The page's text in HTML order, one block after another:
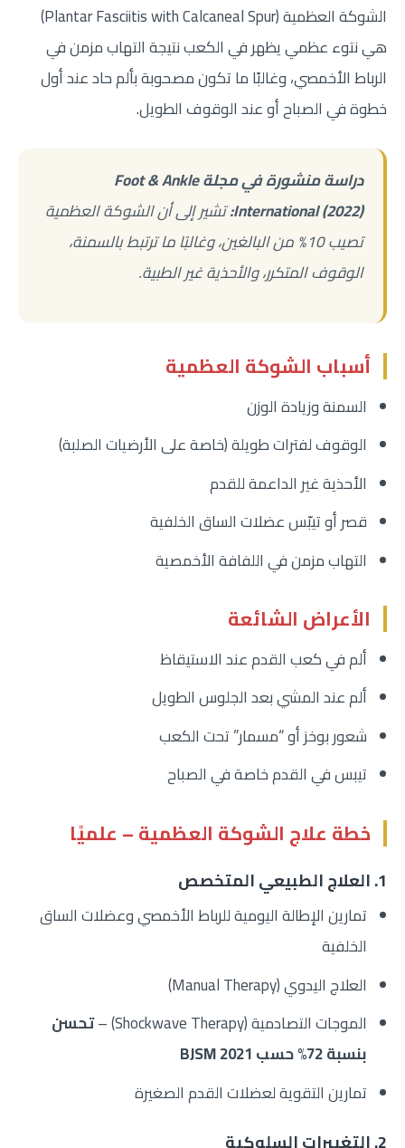
الشوكة العظمية (Plantar Fasciitis with Calcaneal Spur)
هي نتوء عظمي يظهر في الكعب نتيجة التهاب مزمن في
الرباط الأخمصي، وغالبًا ما تكون مصحوبة بألم حاد عند أول
خطوة في الصباح أو عند الوقوف الطويل.
دراسة منشورة في مجلة Foot & Ankle
International (2022):تشير إلى أن الشوكة العظمية
تصيب 10% من البالغين، وغالبًا ما ترتبط بالسمنة،
الوقوف المتكرر، والأحذية غير الطبية.
أسباب الشوكة العظمية
السمنة وزيادة الوزن
الوقوف لفترات طويلة (خاصة على الأرضيات الصلبة)
الأحذية غير الداعمة للقدم
قصر أو تيبّس عضلات الساق الخلفية
التهاب مزمن في اللفافة الأخمصية
الأعراض الشائعة
ألم في كعب القدم عند الاستيقاظ
ألم عند المشي بعد الجلوس الطويل
شعور بوخز أو “مسمار” تحت الكعب
تيبس في القدم خاصة في الصباح
خطة علاج الشوكة العظمية – علميًا
1. العلاج الطبيعي المتخصص
تمارين الإطالة اليومية للرباط الأخمصي وعضلات الساق
الخلفية
العلاج اليدوي (Manual Therapy)
الموجات التصادمية (Shockwave Therapy) –
تحسن
بنسبة 72% حسب BJSM 2021
تمارين التقوية لعضلات القدم الصغيرة
2. التغييرات السلوكية